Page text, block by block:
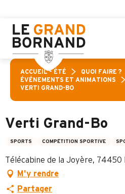
contenu
principal
ACCUEIL – ÉTÉ
QUOI FAIRE ?
ÉVÉNEMENTS ET ANIMATIONS
VERTI GRAND-BO
Verti Grand-Bo
SPORTS COMPÉTITION SPORTIVE
Télécabine de la Joyère, 74450
M'y rendre
Partager